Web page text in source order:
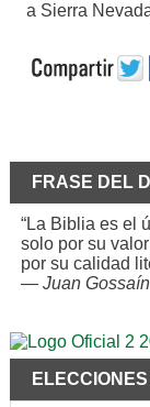
a Sierra
FRASE DEL
“La Biblia es el
solo por su
por su calidad
— Juan Gossaín